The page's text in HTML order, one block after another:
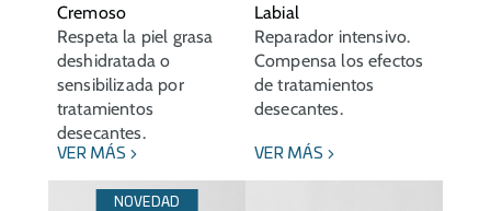
Cremoso
Respeta la piel grasa
deshidratada o
sensibilizada por
tratamientos
desecantes.
VER MÁS
Labial
Reparador intensivo.
Compensa los efectos
de tratamientos
desecantes.
VER MÁS
NOVEDAD